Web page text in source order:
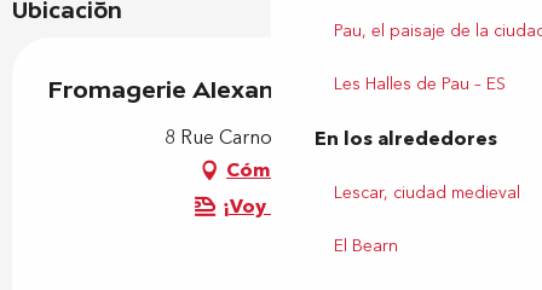
Pau, el paisaje de la
Les Halles de Pau – ES
En los alrededores
Lescar, ciudad medieval
El Bearn
Ubicación
Fromagerie Alexandre
8 Rue Carnot, 64000 Pau
Cómo llegar
¡Voy en tren!